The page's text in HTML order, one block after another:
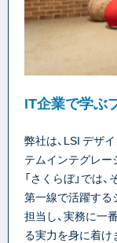
IT企業で学ぶ
弊社は、LSI デザ
テムインテグレー
「さくらぼ」では
第一線で活躍する
担当し、実務に一
る実力を身に着け